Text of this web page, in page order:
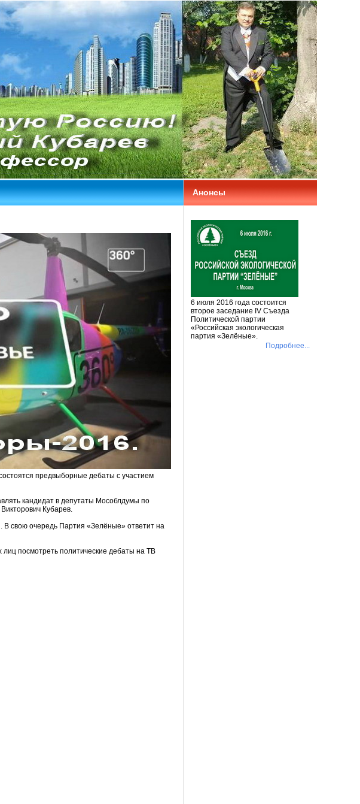
Анонсы
предвыборные дебаты с участием
кандидат в депутаты Мособлдумы по
Кубарев.
В свою очередь Партия «Зелёные» ответит на
посмотреть политические дебаты на ТВ
6 июля 2016 года состоится
второе заседание IV Съезда
Политической партии
«Российская экологическая
партия «Зелёные».
Подробнее...